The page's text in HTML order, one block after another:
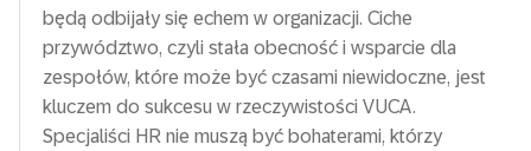
będą odbijały się echem w organizacji. Ciche
przywództwo, czyli stała obecność i wsparcie dla
zespołów, które może być czasami niewidoczne, jest
kluczem do sukcesu w rzeczywistości VUCA.
Specjaliści HR nie muszą być bohaterami, którzy